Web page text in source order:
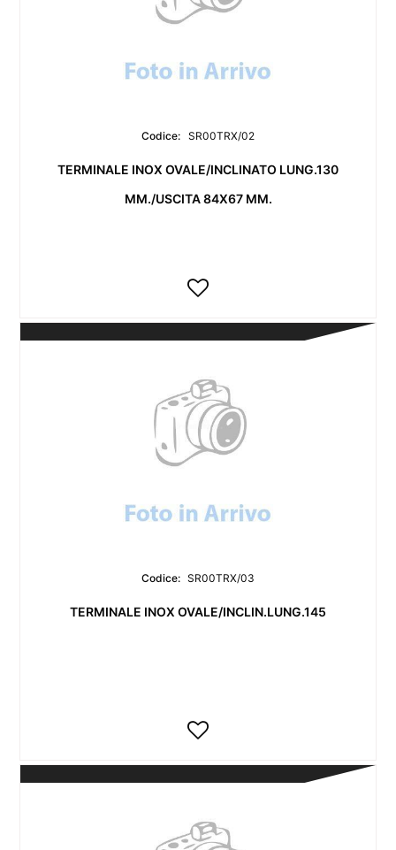
Codice: SR00TRX/02
TERMINALE INOX OVALE/INCLINATO LUNG.130
MM./USCITA 84X67 MM.
Codice: SR00TRX/03
TERMINALE INOX OVALE/INCLIN.LUNG.145